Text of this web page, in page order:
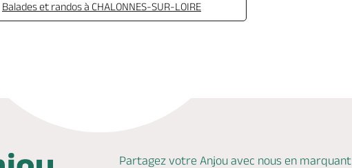
Balades et randos à CHALONNES-SUR-LOIRE
Partagez votre Anjou avec nous en marquant